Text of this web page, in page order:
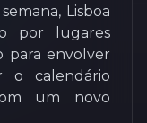
Lisboa
por lugares
para envolver
o calendário
um novo